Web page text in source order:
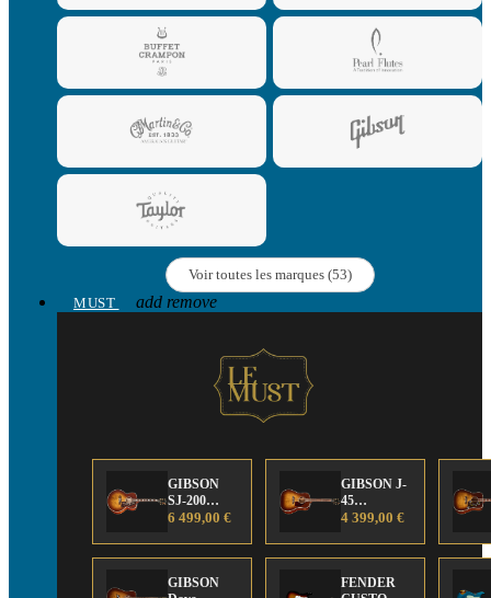
Voir toutes les marques (53)
MUST
add remove
GIBSON
SJ-200
Anniversary
Edition
6 499,00 €
GIBSON J-
45
Anniversary
Edition
4 399,00 €
GIBSON
FENDER